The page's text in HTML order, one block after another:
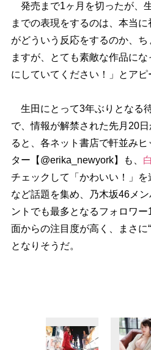
発売まで1ヶ月を切ったが、
までの表現をするのは、本当
がどういう反応をするのか、
ますが、とても素敵な作品に
にしていてください！」とアピ
生田にとって3年ぶりとなる
で、情報が解禁された先月20
ると、各ネット書店で軒並み
ター【@erika_newyork】も、
チェックして「かわいい！」
など話題を集め、乃木坂46メ
ントでも最多となるフォロワ
面からの注目度が高く、まさに
となりそうだ。